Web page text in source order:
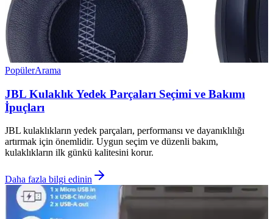
PopülerArama
JBL Kulaklık Yedek Parçaları Seçimi ve Bakımı
İpuçları
JBL kulaklıkların yedek parçaları, performansı ve dayanıklılığı
artırmak için önemlidir. Uygun seçim ve düzenli bakım,
kulaklıkların ilk günkü kalitesini korur.
Daha fazla bilgi edinin